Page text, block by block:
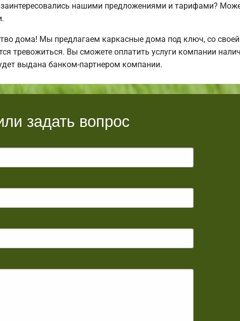
нашими предложениями и тарифами?
дома! Мы предлагаем каркасные дома под ключ, со своей
тревожиться. Вы сможете оплатить услуги компании
выдана банком-партнером компании.
задать вопрос